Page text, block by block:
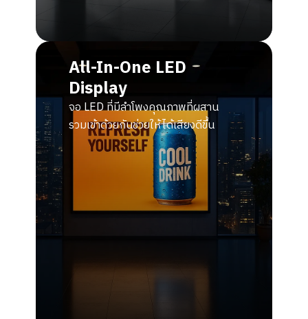
All-In-One LED
Display
จอ LED ที่มีลำโพงคุณภาพที่ผสาน
รวมเข้าด้วยกันช่วยให้ได้เสียงดีขึ้น